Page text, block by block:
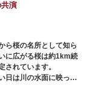
中心として広く各所
の名跡も訪ねながら
与えてくれることで
演
ら桜の名所として知ら
に広がる桜は約1km続
れています。
日は川の水面に映った
ます。シーズン中は